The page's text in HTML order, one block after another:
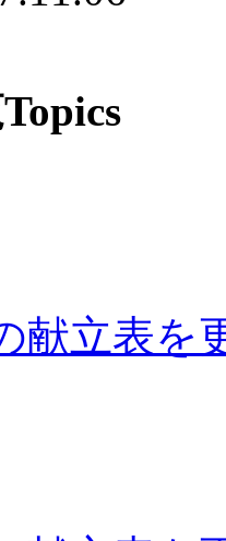
Topics
献立表を